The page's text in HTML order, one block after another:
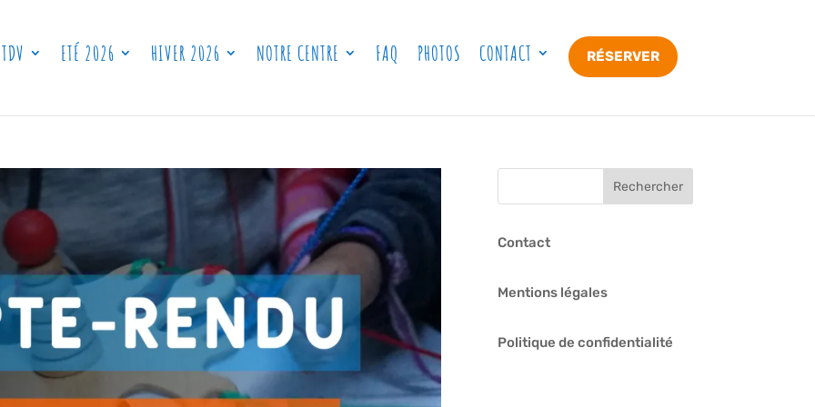
ETÉ 2026 HIVER 2026 NOTRE CENTRE FAQ PHOTOS CONTACT RÉSERVER
Contact
Mentions légales
Politique de confidentialité